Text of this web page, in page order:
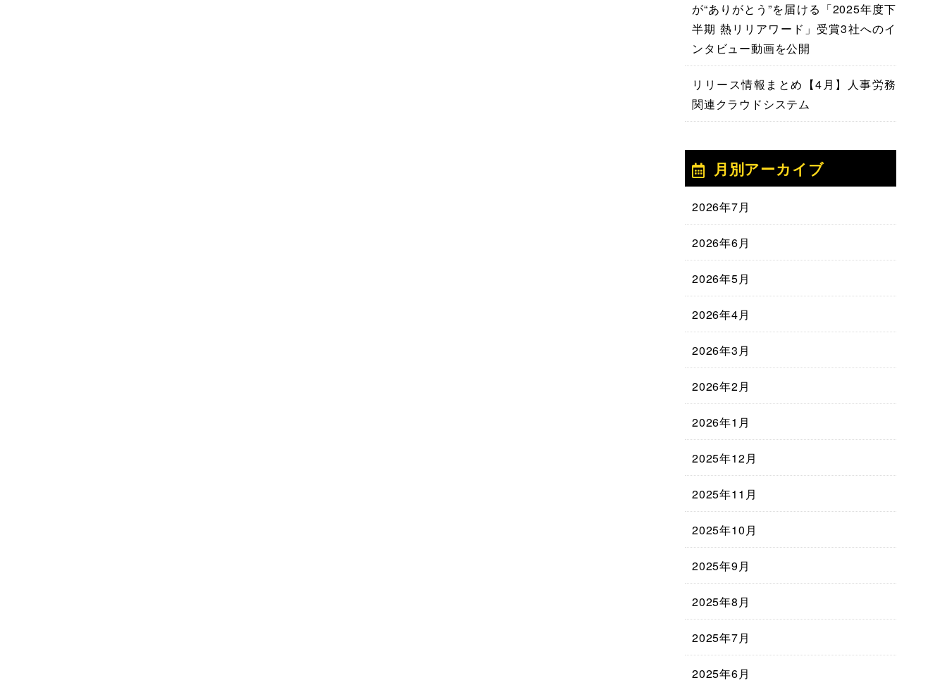
が“ありがとう”を届ける「2025年度下
半期 熱リリアワード」受賞3社へのイ
ンタビュー動画を公開
リリース情報まとめ【4月】人事労務
関連クラウドシステム
月別アーカイブ
2026年7月
2026年6月
2026年5月
2026年4月
2026年3月
2026年2月
2026年1月
2025年12月
2025年11月
2025年10月
2025年9月
2025年8月
2025年7月
2025年6月